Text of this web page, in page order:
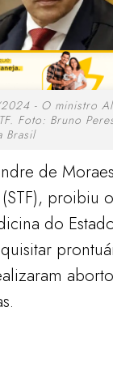
- O ministro
Foto: Bruno
Brasil
de
proibiu
do